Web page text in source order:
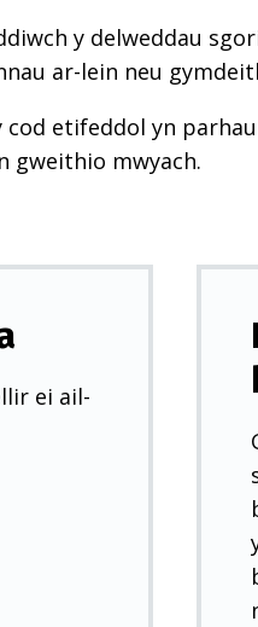
y delweddau
ar-lein neu
cod etifeddol yn
gweithio mwyach.
ei ail-